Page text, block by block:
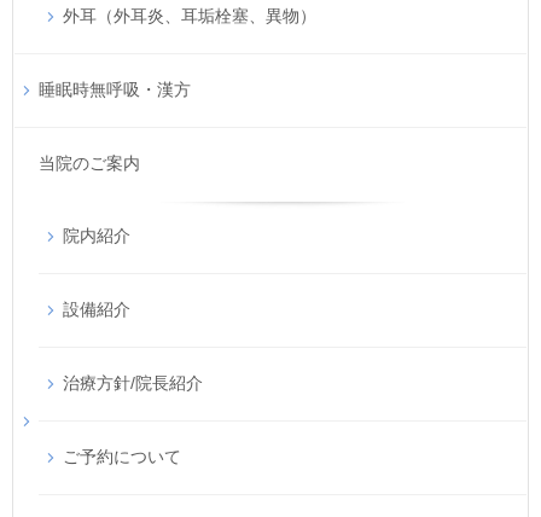
外耳（外耳炎、耳垢栓塞、異物）
睡眠時無呼吸・漢方
当院のご案内
院内紹介
設備紹介
治療方針/院長紹介
ご予約について